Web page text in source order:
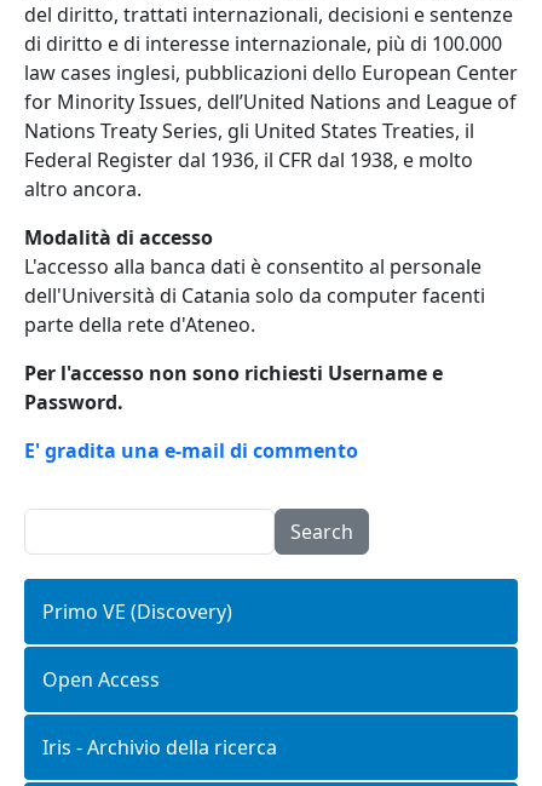
Primo VE (Discovery)
Open Access
Iris - Archivio della ricerca
del diritto, trattati internazionali, decisioni e sentenze
di diritto e di interesse internazionale, più di 100.000
law cases inglesi, pubblicazioni dello European Center
for Minority Issues, dell’United Nations and League of
Nations Treaty Series, gli United States Treaties, il
Federal Register dal 1936, il CFR dal 1938, e molto
altro ancora.
Modalità di accesso
L'accesso alla banca dati è consentito al personale
dell'Università di Catania solo da computer facenti
parte della rete d'Ateneo.
Per l'accesso non sono richiesti Username e
Password.
E' gradita una e-mail di commento